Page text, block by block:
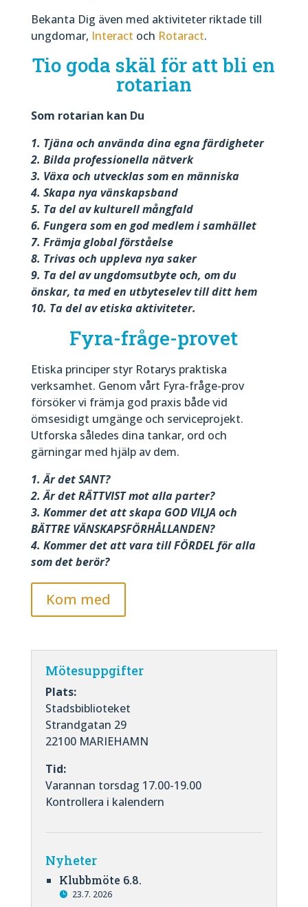
Bekanta Dig även med aktiviteter riktade till
ungdomar, Interact och Rotaract.
Tio goda skäl för att bli en
rotarian
Som rotarian kan Du
1. Tjäna och använda dina egna färdigheter
2. Bilda professionella nätverk
3. Växa och utvecklas som en människa
4. Skapa nya vänskapsband
5. Ta del av kulturell mångfald
6. Fungera som en god medlem i samhället
7. Främja global förståelse
8. Trivas och uppleva nya saker
9. Ta del av ungdomsutbyte och, om du
önskar, ta med en utbyteselev till ditt hem
10. Ta del av etiska aktiviteter.
Fyra-fråge-provet
Etiska principer styr Rotarys praktiska
verksamhet. Genom vårt Fyra-fråge-prov
försöker vi främja god praxis både vid
ömsesidigt umgänge och serviceprojekt.
Utforska således dina tankar, ord och
gärningar med hjälp av dem.
1. Är det SANT?
2. Är det RÄTTVIST mot alla parter?
3. Kommer det att skapa GOD VILJA och
BÄTTRE VÄNSKAPSFÖRHÅLLANDEN?
4. Kommer det att vara till FÖRDEL för alla
som det berör?
Kom med
Mötesuppgifter
Plats:
Stadsbiblioteket
Strandgatan 29
22100 MARIEHAMN
Tid:
Varannan torsdag 17.00-19.00
Kontrollera i kalendern
Nyheter
Klubbmöte 6.8.
23.7. 2026